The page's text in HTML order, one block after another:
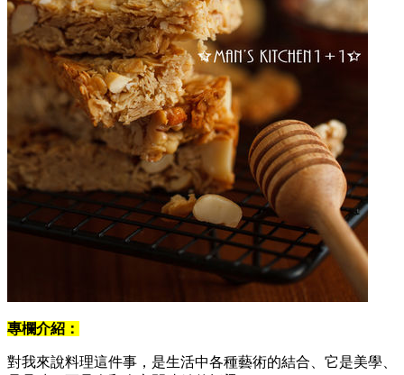
專欄介紹：
對我來說料理這件事，是生活中各種藝術的結合、它是美學、